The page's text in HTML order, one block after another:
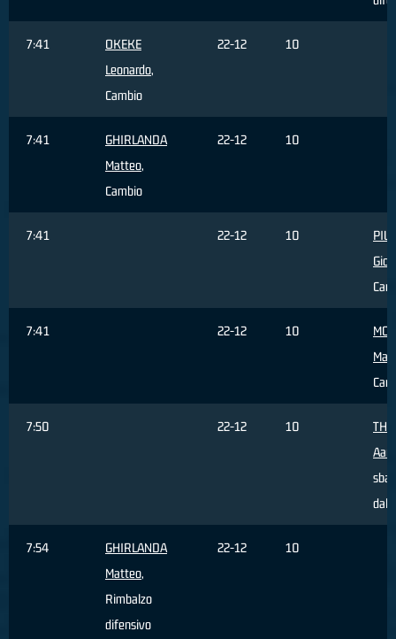
7:41
OKEKE
Leonardo,
Cambio
22-12 10
7:41
GHIRLANDA
Matteo,
Cambio
22-12 10
7:41 22-12 10
7:41 22-12 10
7:50 22-12 10
7:54
GHIRLANDA
Matteo,
Rimbalzo
difensivo
22-12 10